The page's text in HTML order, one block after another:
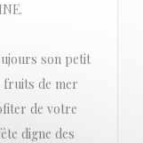
son petit
fruits de mer
de votre
digne des